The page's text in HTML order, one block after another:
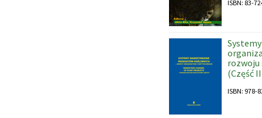
ISBN: 83-
(Część
ISBN: 978-